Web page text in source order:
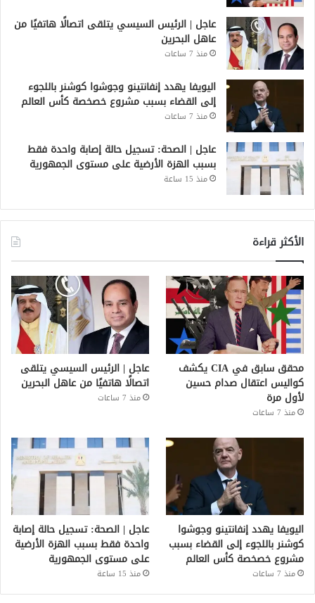
عاجل | الرئيس السيسي يتلقى اتصالًا هاتفيًا من
عاهل البحرين
منذ 7 ساعات
اليويفا يهدد إنفانتينو وجوشوا كوشنر باللجوء
إلى القضاء بسبب مشروع خصخصة كأس العالم
منذ 7 ساعات
عاجل | الصحة: تسجيل حالة إصابة واحدة فقط
بسبب الهزة الأرضية على مستوى الجمهورية
منذ 15 ساعة
الأكثر قراءة
محقق سابق في CIA يكشف
كواليس اعتقال صدام حسين
لأول مرة
منذ 7 ساعات
عاجل | الرئيس السيسي يتلقى
اتصالًا هاتفيًا من عاهل البحرين
منذ 7 ساعات
اليويفا يهدد إنفانتينو وجوشوا
كوشنر باللجوء إلى القضاء بسبب
مشروع خصخصة كأس العالم
منذ 7 ساعات
عاجل | الصحة: تسجيل حالة إصابة
واحدة فقط بسبب الهزة الأرضية
على مستوى الجمهورية
منذ 15 ساعة